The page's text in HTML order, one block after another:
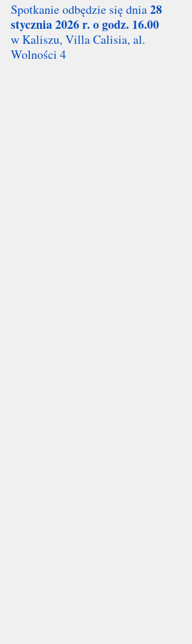
Spotkanie odbędzie się dnia 28
stycznia 2026 r. o godz. 16.00
w Kaliszu, Villa Calisia, al.
Wolności 4